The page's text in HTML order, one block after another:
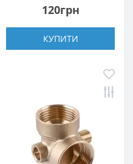
120грн
КУПИТИ